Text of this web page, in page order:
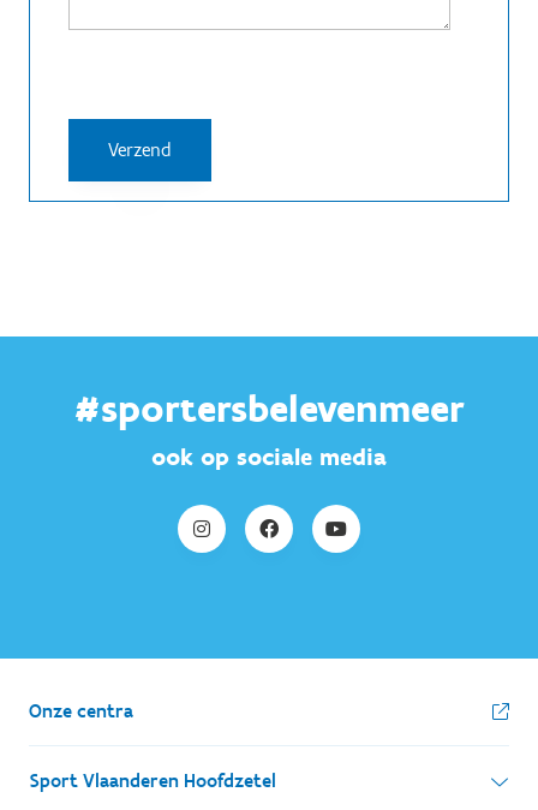
#sportersbelevenmeer
ook op sociale media
Onze centra
Sport Vlaanderen Hoofdzetel